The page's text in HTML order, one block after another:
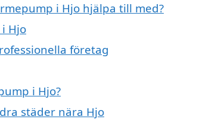
i Hjo hjälpa till med?
Hjo
företag
i Hjo?
städer nära Hjo